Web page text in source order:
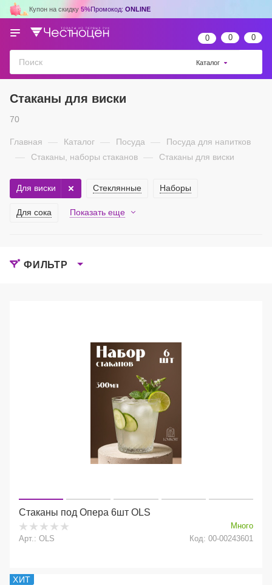
Купон на скидку 5%Промокод: ONLINE
0 0 0
Каталог
Стаканы для виски
70
Главная — Каталог — Посуда — Посуда для напитков
— Стаканы, наборы стаканов — Стаканы для виски
Стеклянные Наборы
Для сока
Для виски
Показать еще
ФИЛЬТР
Стаканы под Опера 6шт OLS
Много
Арт.: OLS
Код: 00-00243601
ХИТ